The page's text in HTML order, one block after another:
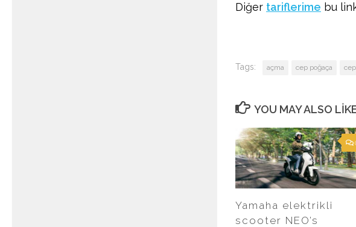
Diğer tariflerime bu
Tags: açma cep poğaça
YOU MAY ALSO
Yamaha elektrikli
scooter NEO’s